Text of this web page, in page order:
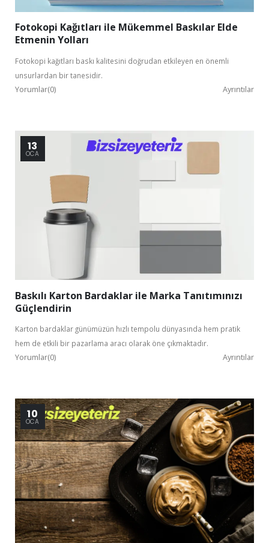
Fotokopi Kağıtları ile Mükemmel Baskılar Elde
Etmenin Yolları
Fotokopi kağıtları baskı kalitesini doğrudan etkileyen en önemli
unsurlardan bir tanesidir.
Yorumlar(0) Ayrıntılar
13
OCA
Baskılı Karton Bardaklar ile Marka Tanıtımınızı
Güçlendirin
Karton bardaklar günümüzün hızlı tempolu dünyasında hem pratik
hem de etkili bir pazarlama aracı olarak öne çıkmaktadır.
Yorumlar(0) Ayrıntılar
10
OCA